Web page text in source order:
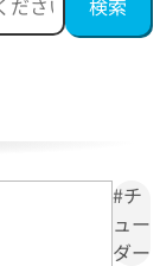
#チ
ュー
ダー